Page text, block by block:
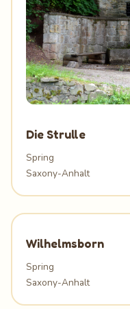
Die Strulle
Spring
Saxony-Anhalt
Wilhelmsborn
Spring
Saxony-Anhalt